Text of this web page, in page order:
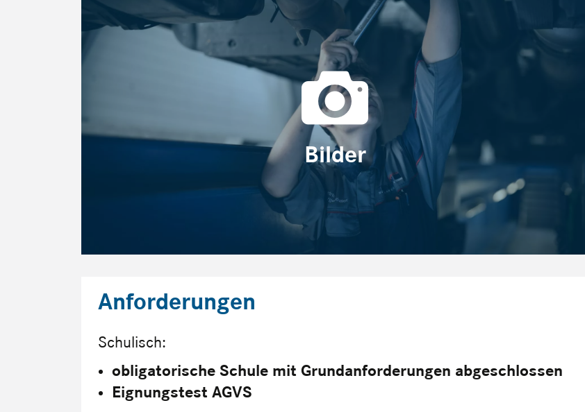
Bilder
Anforderungen
Schulisch:
obligatorische Schule mit Grund­anforderungen abgeschlossen
Eignungstest AGVS